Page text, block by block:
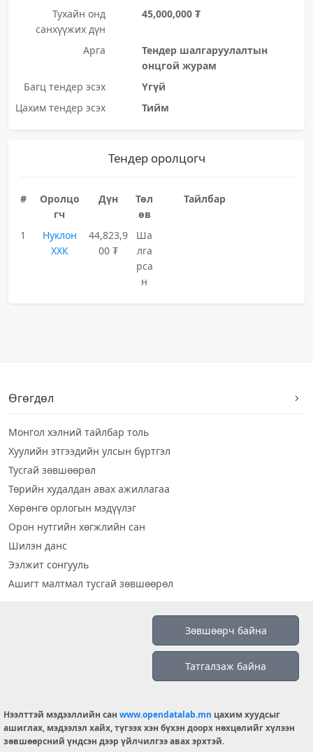
Тухайн онд
санхүүжих дүн
45,000,000 ₮
Арга
Тендер шалгаруулалтын
онцгой журам
Багц тендер эсэх
Үгүй
Цахим тендер эсэх
Тийм
Тендер оролцогч
#
Оролцо
гч
Дүн
Төл
өв
Тайлбар
1
Нуклон
ХХК
44,823,9
00 ₮
Ша
лга
рса
н
Өгөгдөл
Монгол хэлний тайлбар толь
Хуулийн этгээдийн улсын бүртгэл
Тусгай зөвшөөрөл
Төрийн худалдан авах ажиллагаа
Хөрөнгө орлогын мэдүүлэг
Орон нутгийн хөгжлийн сан
Шилэн данс
Ээлжит сонгууль
Ашигт малтмал тусгай зөвшөөрөл
info@opendatalab.mn
© 2026 OPENDATA LAB MONGOLIA.
Зөвшөөрч байна
Татгалзаж байна
Нээлттэй мэдээллийн сан www.opendatalab.mn цахим хуудсыг
ашиглах, мэдээлэл хайх, түгээх хэн бүхэн доорх нөхцөлийг хүлээн
зөвшөөрсний үндсэн дээр үйлчилгээ авах эрхтэй.